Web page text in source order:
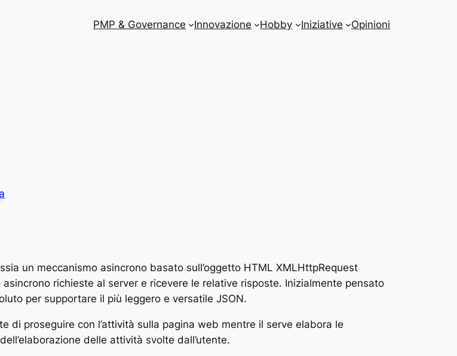
PMP & Governance Innovazione Hobby Iniziative Opinioni
un meccanismo asincrono basato sull’oggetto HTML XMLHttpRequest
richieste al server e ricevere le relative risposte. Inizialmente pensato
per supportare il più leggero e versatile JSON.
di proseguire con l’attività sulla pagina web mentre il serve elabora le
delle attività svolte dall’utente.